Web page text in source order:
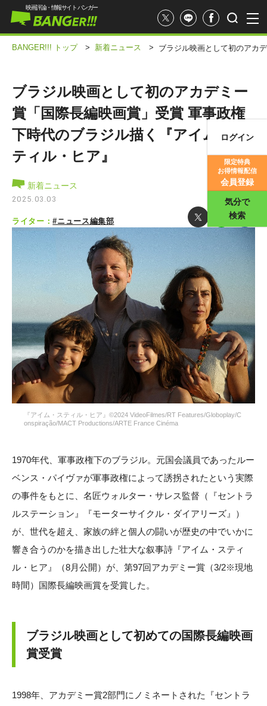
映画評論・情報サイト バンガー
ログイン
限定特典
お得情報配信
会員登録
気分で
検索
BANGER!!! トップ > 新着ニュース > ブラジル映画として初のアカ
ブラジル映画として初のアカデミー
賞「国際長編映画賞」受賞 軍事政権
下時代のブラジル描く『アイム・ス
ティル・ヒア』
新着ニュース
2025.03.03
ライター：#ニュース編集部
『アイム・スティル・ヒア』©2024 VideoFilmes/RT Features/Globoplay/C
onspiração/MACT Productions/ARTE France Cinéma
1970年代、軍事政権下のブラジル。元国会議員であったルー
ベンス・パイヴァが軍事政権によって誘拐されたという実際
の事件をもとに、名匠ウォルター・サレス監督（『セントラ
ルステーション』『モーターサイクル・ダイアリーズ』）
が、世代を超え、家族の絆と個人の闘いが歴史の中でいかに
響き合うのかを描き出した壮大な叙事詩『アイム・スティ
ル・ヒア』（8月公開）が、第97回アカデミー賞（3/2※現地
時間）国際長編映画賞を受賞した。
ブラジル映画として初めての国際長編映画
賞受賞
1998年、アカデミー賞2部門にノミネートされた『セントラ